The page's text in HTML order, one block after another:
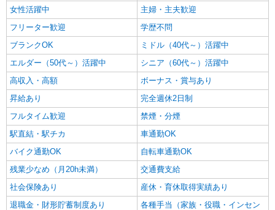
パート
エイジフリーハウス千葉稲毛町
介護職／サービス付き高齢者向け住宅／夜勤専
時給1,193円〜1,257円 ※経験・能力・資格等
による 社会福祉士・介護福祉士 時給1,257円 その
他資格 時給1,193円 ※一律処遇改善加算含む 〇時
間外勤務手当 〇土日祝勤務手当 〇夜勤手当 〇深
夜勤務手当 〇年末年始勤務手当 〇早朝7:00〜
8:00/夜間18:00〜20:00は時給25％UP
エイジフリーハウス千葉稲毛町 千葉県千葉市
稲毛区稲毛町5丁目238-1
キープ 詳細を見る
女性活躍中
主婦・主夫歓迎
フリーター歓迎
学歴不問
ブランクOK
ミドル（40代～）活躍中
エルダー（50代～）活躍中
シニア（60代～）活躍中
高収入・高額
ボーナス・賞与あり
昇給あり
完全週休2日制
フルタイム歓迎
禁煙・分煙
駅直結・駅チカ
車通勤OK
バイク通勤OK
自転車通勤OK
残業少なめ（月20h未満）
交通費支給
社会保険あり
産休・育休取得実績あり
退職金・財形貯蓄制度あり
各種手当（家族・役職・インセン